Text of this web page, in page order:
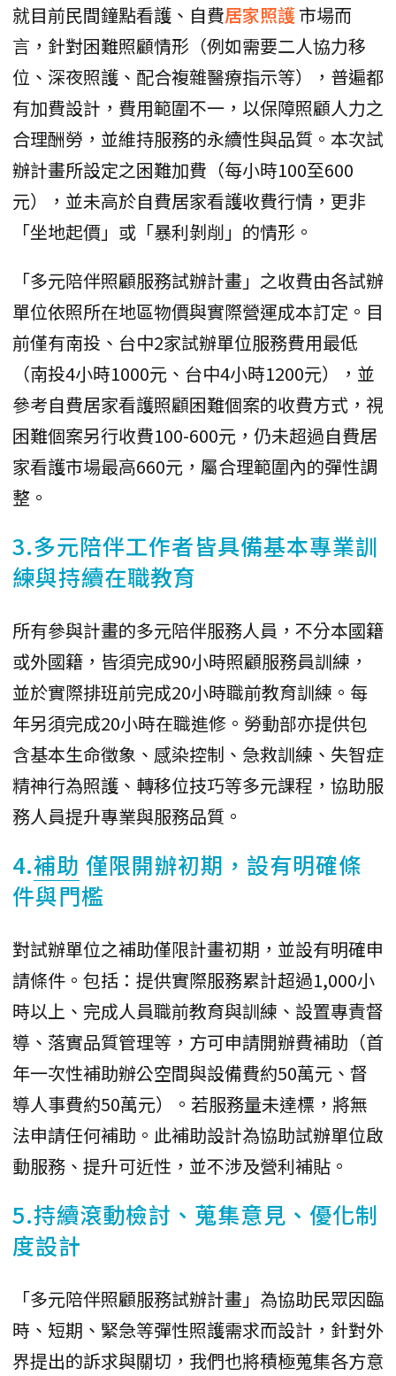
就目前民間鐘點看護、自費居家照護市場而
言，針對困難照顧情形（例如需要二人協力移
位、深夜照護、配合複雜醫療指示等），普遍都
有加費設計，費用範圍不一，以保障照顧人力之
合理酬勞，並維持服務的永續性與品質。本次試
辦計畫所設定之困難加費（每小時100至600
元），並未高於自費居家看護收費行情，更非
「坐地起價」或「暴利剝削」的情形。
「多元陪伴照顧服務試辦計畫」之收費由各試辦
單位依照所在地區物價與實際營運成本訂定。目
前僅有南投、台中2家試辦單位服務費用最低
（南投4小時1000元、台中4小時1200元），並
參考自費居家看護照顧困難個案的收費方式，視
困難個案另行收費100-600元，仍未超過自費居
家看護市場最高660元，屬合理範圍內的彈性調
整。
3.多元陪伴工作者皆具備基本專業訓
練與持續在職教育
所有參與計畫的多元陪伴服務人員，不分本國籍
或外國籍，皆須完成90小時照顧服務員訓練，
並於實際排班前完成20小時職前教育訓練。每
年另須完成20小時在職進修。勞動部亦提供包
含基本生命徵象、感染控制、急救訓練、失智症
精神行為照護、轉移位技巧等多元課程，協助服
務人員提升專業與服務品質。
4.補助 僅限開辦初期，設有明確條
件與門檻
對試辦單位之補助僅限計畫初期，並設有明確申
請條件。包括：提供實際服務累計超過1,000小
時以上、完成人員職前教育與訓練、設置專責督
導、落實品質管理等，方可申請開辦費補助（首
年一次性補助辦公空間與設備費約50萬元、督
導人事費約50萬元）。若服務量未達標，將無
法申請任何補助。此補助設計為協助試辦單位啟
動服務、提升可近性，並不涉及營利補貼。
5.持續滾動檢討、蒐集意見、優化制
度設計
「多元陪伴照顧服務試辦計畫」為協助民眾因臨
時、短期、緊急等彈性照護需求而設計，針對外
界提出的訴求與關切，我們也將積極蒐集各方意